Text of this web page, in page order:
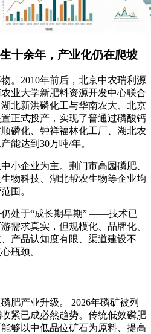
十余年，产业化仍在爬坡
。2010年前后，北京中农瑞利源
业大学新肥料资源开发中心联合
湖北新洪磷化工与华南农大、北京
正式投产，实现了普通过磷酸钙
磷化、钟祥福林化工厂、湖北农
能达到30万吨/年。
小企业为主。荆门市高园磷肥、
物科技、湖北帮农生物等企业均
围 。
处于“成长期早期” ——技术已
需求真实，但规模化、品牌化、
产品认知度有限、渠道建设不
瓶颈。
肥产业升级。
2026年磷矿被列
紧已成必然趋势。传统低效磷肥
够以中低品位矿石为原料、提高